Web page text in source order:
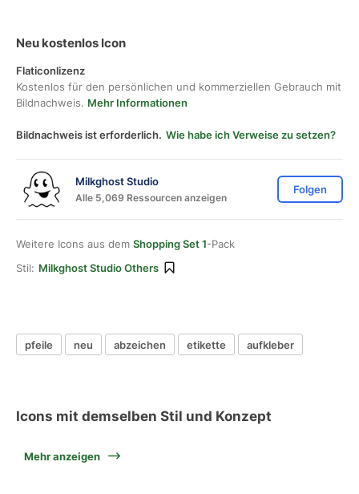
Neu kostenlos Icon
Flaticonlizenz
Kostenlos für den persönlichen und kommerziellen Gebrauch mit
Bildnachweis. Mehr Informationen
Bildnachweis ist erforderlich. Wie habe ich Verweise zu setzen?
Milkghost Studio
Alle 5,069 Ressourcen anzeigen
Folgen
Weitere Icons aus dem Shopping Set 1-Pack
Stil: Milkghost Studio Others
pfeile neu abzeichen etikette aufkleber
Icons mit demselben Stil und Konzept
Mehr anzeigen